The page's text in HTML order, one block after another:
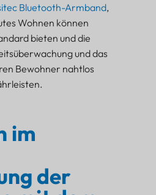
Bluetooth-Armband,
Wohnen können
bieten und die
und das
Bewohner nahtlos
im
der